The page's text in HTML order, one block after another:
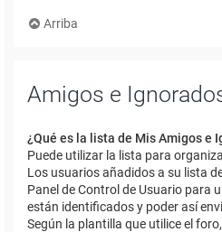
Arriba
Amigos e
¿Qué es la lista de Mis Amigos e
Puede utilizar la lista para
Los usuarios añadidos a su lista
Panel de Control de Usuario para
están identificados y poder así
Según la plantilla que utilice el